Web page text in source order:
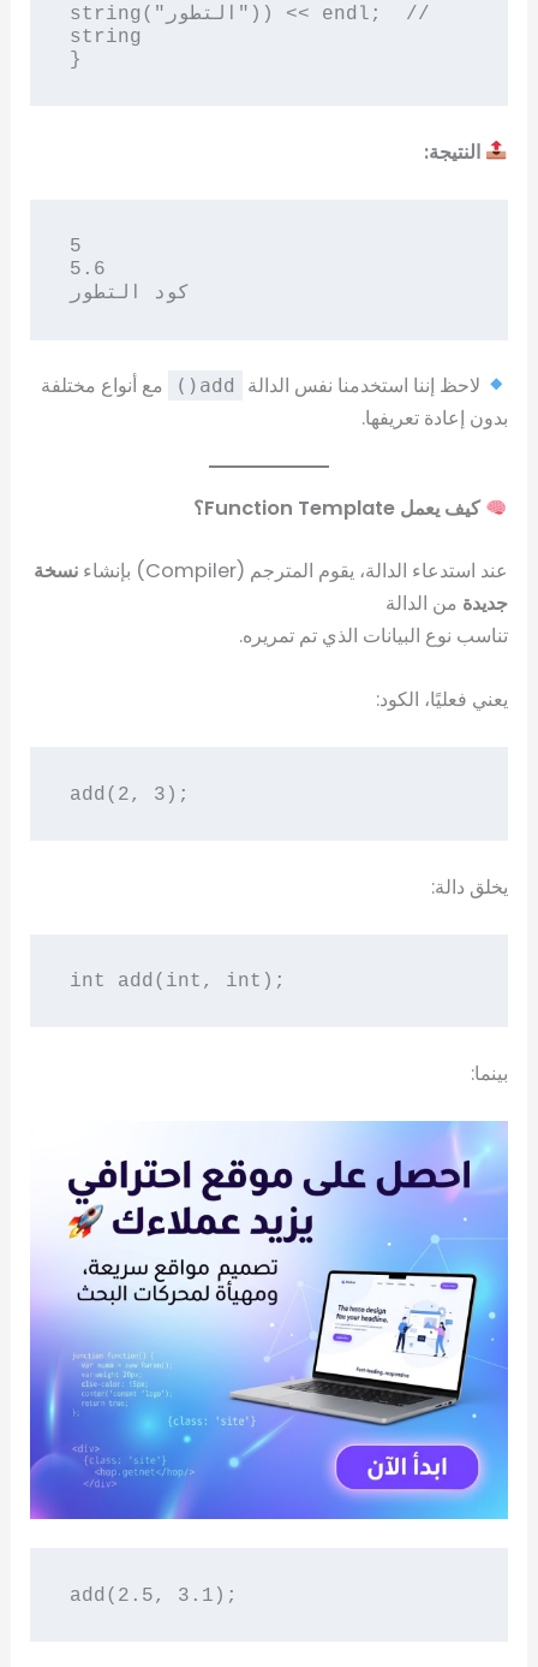
string("التطور")) << endl;  //
string
النتيجة:
5
5.6
لاحظ إننا استخدمنا نفس الدالة add()
مع أنواع مختلفة
بدون إعادة تعريفها.
كيف يعمل Function Template؟
عند استدعاء الدالة، يقوم المترجم (Compiler) بإنشاء
نسخة
جديدة من الدالة
تناسب نوع البيانات الذي تم تمريره.
يعني فعليًا، الكود:
يخلق دالة:
بينما: